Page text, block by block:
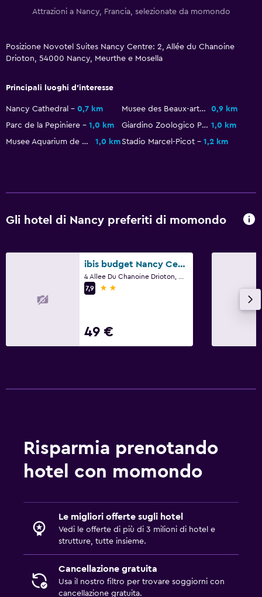
TV via cavo o satellitare
Escursioni
Noleggio bici
Giochi da tavolo/puzzle
Ciclismo
Ricarica auto elettriche
Parcheggio
Toilette
Spazio di lavoro
Fax/fotocopie
Adatti alle famiglie
Babysitter o nursery
Lettini disponibili
Esterno
Attrazioni a Nancy, Francia, selezionate da momondo
Posizione Novotel Suites Nancy Centre: 2, Allée du Chanoine
Drioton, 54000 Nancy, Meurthe e Mosella
Principali luoghi d'interesse
Nancy Cathedral 0,7 km Musee des Beaux-arts
0,9 km
Parc de la Pepiniere
1,0 km Giardino Zoologico Pepiniere 1,0 km
Musee Aquarium de Nancy
1,0 kmStadio Marcel-Picot 1,2 km
Gli hotel di Nancy preferiti di momondo
ibis budget Nancy Centre
7,9
2 stelle
49 €
Risparmia prenotando
hotel con momondo
Le migliori offerte sugli hotel
Vedi le offerte di più di 3 milioni di hotel e
strutture, tutte insieme.
Cancellazione gratuita
Usa il nostro filtro per trovare soggiorni con
cancellazione gratuita.